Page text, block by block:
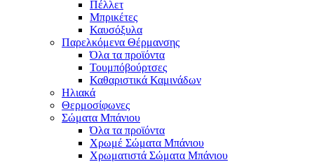
Πέλλετ
Μπρικέτες
Καυσόξυλα
Παρελκόμενα Θέρμανσης
Όλα τα προϊόντα
Τουμπόβούρτσες
Καθαριστικά Καμινάδων
Ηλιακά
Θερμοσίφωνες
Σώματα Μπάνιου
Όλα τα προϊόντα
Χρωμέ Σώματα Μπάνιου
Χρωματιστά Σώματα Μπάνιου